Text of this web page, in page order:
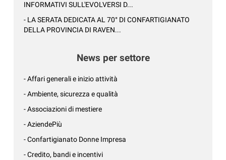
INFORMATIVI SULL'EVOLVERSI D...
- LA SERATA DEDICATA AL 70° DI CONFARTIGIANATO
DELLA PROVINCIA DI RAVEN...
News per settore
- Affari generali e inizio attività
- Ambiente, sicurezza e qualità
- Associazioni di mestiere
- AziendePiù
- Confartigianato Donne Impresa
- Credito, bandi e incentivi